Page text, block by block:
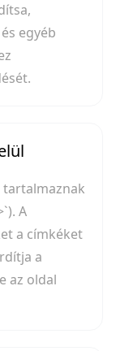
és egyéb
tartalmaznak
A
a címkéket
a
az oldal